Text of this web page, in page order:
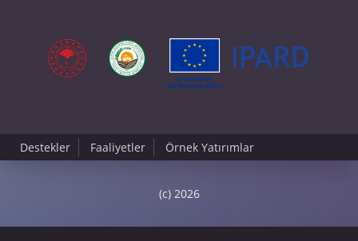
Destekler Faaliyetler Örnek Yatırımlar
(c) 2026